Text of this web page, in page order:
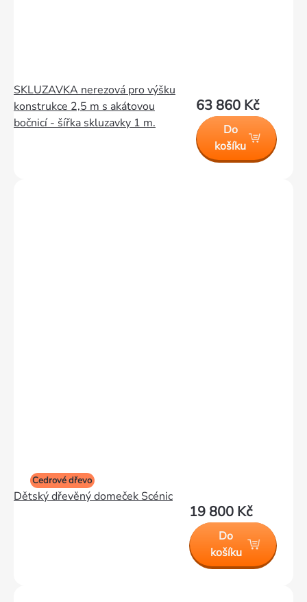
SKLUZAVKA nerezová pro výšku
konstrukce 2,5 m s akátovou
bočnicí - šířka skluzavky 1 m.
63 860 Kč
Do
košíku
Cedrové dřevo
Dětský dřevěný domeček Scénic
19 800 Kč
Do
košíku